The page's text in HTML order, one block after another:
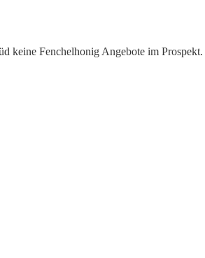
keine Fenchelhonig Angebote im Prospekt.